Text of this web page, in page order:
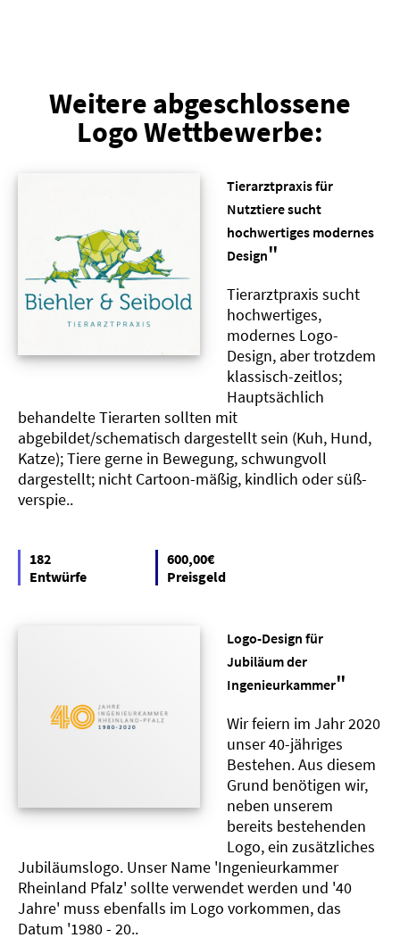
Weitere abgeschlossene
Logo Wettbewerbe:
Tierarztpraxis für
Nutztiere sucht
hochwertiges modernes
Design"
Tierarztpraxis sucht
hochwertiges,
modernes Logo-
Design, aber trotzdem
klassisch-zeitlos;
Hauptsächlich
behandelte Tierarten sollten mit
abgebildet/schematisch dargestellt sein (Kuh, Hund,
Katze); Tiere gerne in Bewegung, schwungvoll
dargestellt; nicht Cartoon-mäßig, kindlich oder süß-
verspie..
182
Entwürfe
600,00€
Preisgeld
Logo-Design für
Jubiläum der
Ingenieurkammer"
Wir feiern im Jahr 2020
unser 40-jähriges
Bestehen. Aus diesem
Grund benötigen wir,
neben unserem
bereits bestehenden
Logo, ein zusätzliches
Jubiläumslogo. Unser Name 'Ingenieurkammer
Rheinland Pfalz' sollte verwendet werden und '40
Jahre' muss ebenfalls im Logo vorkommen, das
Datum '1980 - 20..